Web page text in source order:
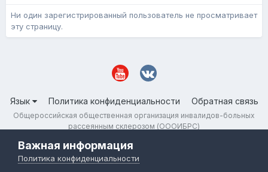
Ни один зарегистрированный пользователь не просматривает
эту страницу.
Язык Политика конфиденциальности Обратная связь
Общероссийская общественная организация инвалидов-больных
рассеянным склерозом (ОООИБРС)
Важная информация
Политика конфиденциальности